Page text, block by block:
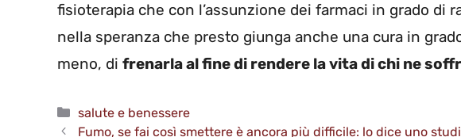
fisioterapia che con l’assunzione dei farmaci in grado di
nella speranza che presto giunga anche una cura in
meno, di frenarla al fine di rendere la vita di chi ne
Categorie
salute e benessere
Fumo, se fai così smettere è ancora più difficile: lo dice uno